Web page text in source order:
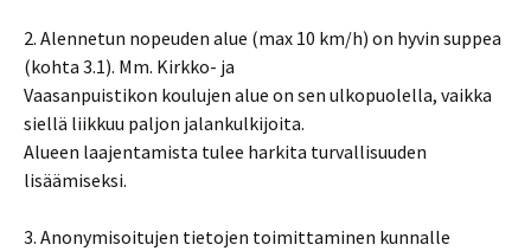
2. Alennetun nopeuden alue (max 10 km/h) on hyvin suppea
(kohta 3.1). Mm. Kirkko- ja
Vaasanpuistikon koulujen alue on sen ulkopuolella, vaikka
siellä liikkuu paljon jalankulkijoita.
Alueen laajentamista tulee harkita turvallisuuden
lisäämiseksi.
3. Anonymisoitujen tietojen toimittaminen kunnalle